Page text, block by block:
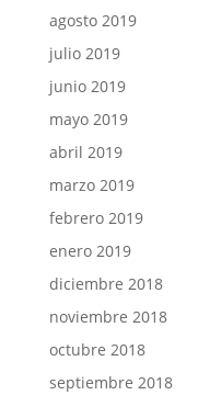
agosto 2019
julio 2019
junio 2019
mayo 2019
abril 2019
marzo 2019
febrero 2019
enero 2019
diciembre 2018
noviembre 2018
octubre 2018
septiembre 2018